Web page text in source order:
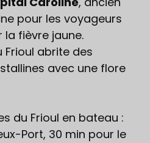
pour les voyageurs
fièvre jaune.
Frioul abrite des
avec une flore
du Frioul en bateau :
Port, 30 min pour le